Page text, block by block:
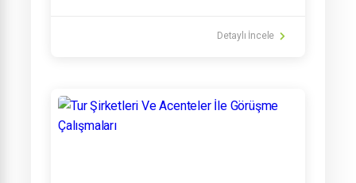
Detaylı İncele